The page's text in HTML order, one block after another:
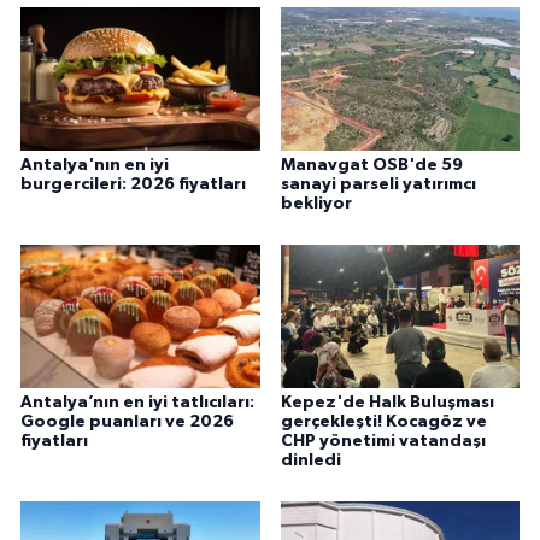
Antalya'nın en iyi
burgercileri: 2026 fiyatları
Manavgat OSB'de 59
sanayi parseli yatırımcı
bekliyor
Antalya’nın en iyi tatlıcıları:
Google puanları ve 2026
fiyatları
Kepez'de Halk Buluşması
gerçekleşti! Kocagöz ve
CHP yönetimi vatandaşı
dinledi